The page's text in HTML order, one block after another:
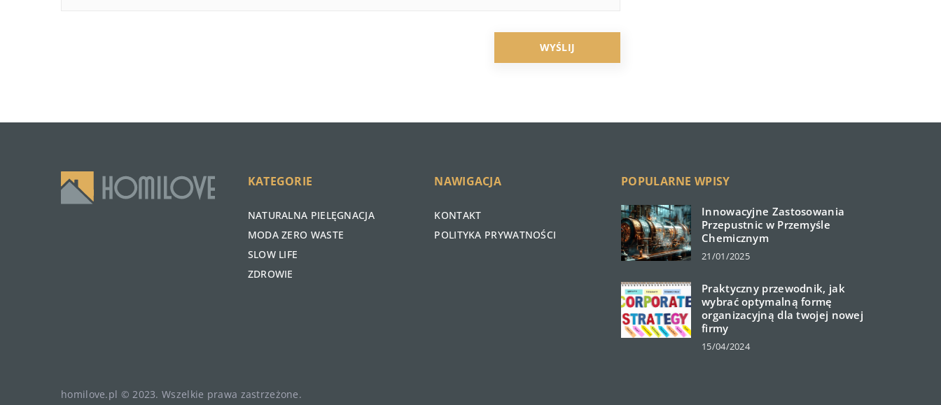
KATEGORIE
NATURALNA PIELĘGNACJA
MODA ZERO WASTE
SLOW LIFE
ZDROWIE
NAWIGACJA
KONTAKT
POLITYKA PRYWATNOŚCI
POPULARNE WPISY
Innowacyjne Zastosowania
Przepustnic w Przemyśle
Chemicznym
21/01/2025
Praktyczny przewodnik, jak
wybrać optymalną formę
organizacyjną dla twojej nowej
firmy
15/04/2024
homilove.pl © 2023. Wszelkie prawa zastrzeżone.